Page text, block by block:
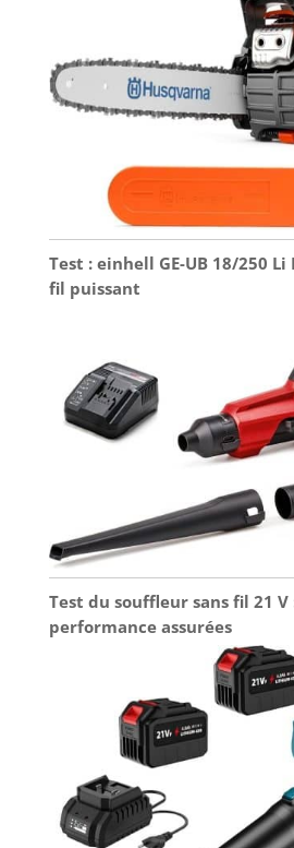
carte
1 x
Test : einhell GE-UB 18/250 Li
fil puissant
Test du souffleur sans fil 21 V
performance assurées